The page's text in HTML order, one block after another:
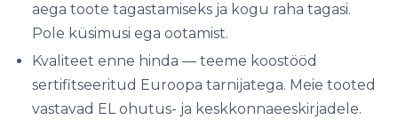
aega toote tagastamiseks ja kogu raha tagasi.
Pole küsimusi ega ootamist.
Kvaliteet enne hinda — teeme koostööd
sertifitseeritud Euroopa tarnijatega. Meie tooted
vastavad EL ohutus- ja keskkonnaeeskirjadele.